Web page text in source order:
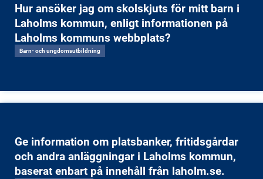
Hur ansöker jag om skolskjuts för mitt barn i
Laholms kommun, enligt informationen på
Laholms kommuns webbplats?
Barn- och ungdomsutbildning
Ge information om platsbanker, fritidsgårdar
och andra anläggningar i Laholms kommun,
baserat enbart på innehåll från laholm.se.